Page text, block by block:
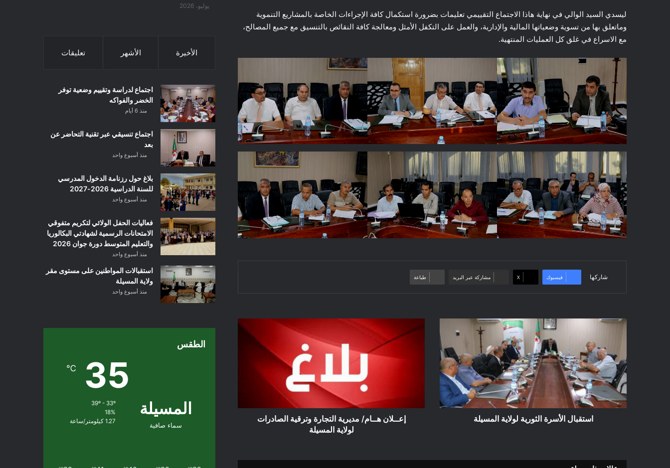
ليسدي السيد الوالي في نهاية هاذا الاجتماع التقييمي تعليمات بضرورة استكمال كافة الإجراءات الخاصة بالمشاريع التنموية
وماتعلق بها من تسوية وضعياتها المالية والإدارية، والعمل على التكفل الأمثل ومعالجة كافة النقائص بالتنسيق مع جميع المصالح،
مع الاسراع في غلق كل العمليات المنتهية.
شاركها فيسبوك ‫X مشاركة عبر البريد طباعة
استقبال
لولاية
المسيلة
استقبال الأسرة الثورية لولاية المسيلة
هــام/
إعــلان هــام/ مديرية التجارة وترقية الصادرات
لولاية المسيلة
يوليو، 2026
الأخيرة الأشهر تعليقات
اجتماع لدراسة وتقييم وضعية توفر
الخضر والفواكه
منذ 6 أيام
اجتماع تنسيقي عبر تقنية التحاضر عن
بعد
منذ أسبوع واحد
بلاغ حول رزنامة الدخول المدرسي
للسنة الدراسية 2026-2027
منذ أسبوع واحد
فعاليات الحفل الولائي لتكريم متفوقي
الامتحانات الرسمية لشهادتي البكالوريا
والتعليم المتوسط دورة جوان 2026
منذ أسبوع واحد
استقبالات المواطنين على مستوى مقر
ولاية المسيلة
منذ أسبوع واحد
الطقس
المسيلة
سماء صافية
35
℃
18%
1.27 كيلومتر/ساعة